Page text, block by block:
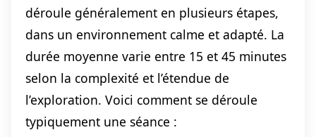
déroule généralement en plusieurs étapes,
dans un environnement calme et adapté. La
durée moyenne varie entre 15 et 45 minutes
selon la complexité et l’étendue de
l’exploration. Voici comment se déroule
typiquement une séance :